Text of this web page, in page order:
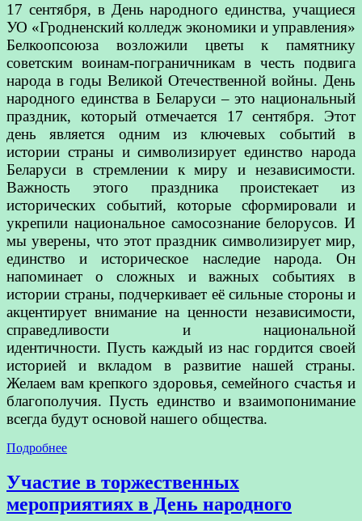
17 сентября, в День народного единства, учащиеся
УО «Гродненский колледж экономики и управления»
Белкоопсоюза возложили цветы к памятнику
советским воинам-пограничникам в честь подвига
народа в годы Великой Отечественной войны. День
народного единства в Беларуси – это национальный
праздник, который отмечается 17 сентября. Этот
день является одним из ключевых событий в
истории страны и символизирует единство народа
Беларуси в стремлении к миру и независимости.
Важность этого праздника проистекает из
исторических событий, которые сформировали и
укрепили национальное самосознание белорусов. И
мы уверены, что этот праздник символизирует мир,
единство и историческое наследие народа. Он
напоминает о сложных и важных событиях в
истории страны, подчеркивает её сильные стороны и
акцентирует внимание на ценности независимости,
справедливости и национальной
идентичности. Пусть каждый из нас гордится своей
историей и вкладом в развитие нашей страны.
Желаем вам крепкого здоровья, семейного счастья и
благополучия. Пусть единство и взаимопонимание
всегда будут основой нашего общества.
Подробнее
Участие в торжественных
мероприятиях в День народного